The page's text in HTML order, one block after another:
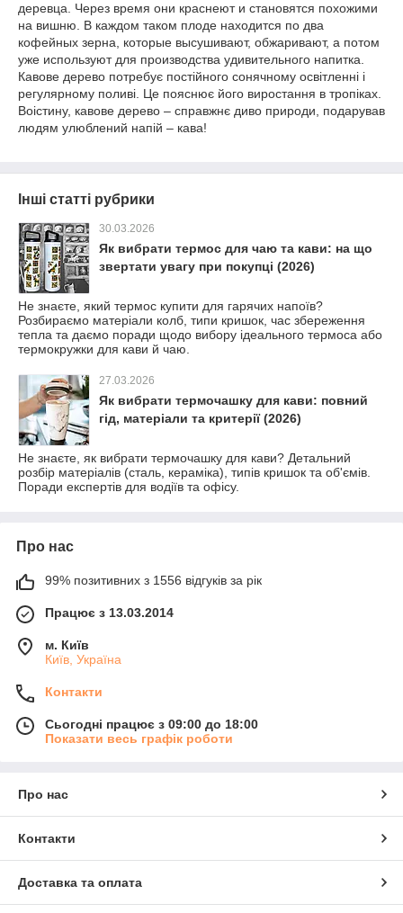
деревца. Через время они краснеют и становятся похожими
на вишню. В каждом таком плоде находится по два
кофейных зерна, которые высушивают, обжаривают, а потом
уже используют для производства удивительного напитка.
Кавове дерево потребує постійного сонячному освітленні і
регулярному поливі. Це пояснює його виростання в тропіках.
Воістину, кавове дерево – справжнє диво природи, подарував
людям улюблений напій – кава!
Інші статті рубрики
30.03.2026
Як вибрати термос для чаю та кави: на що
звертати увагу при покупці (2026)
Не знаєте, який термос купити для гарячих напоїв?
Розбираємо матеріали колб, типи кришок, час збереження
тепла та даємо поради щодо вибору ідеального термоса або
термокружки для кави й чаю.
27.03.2026
Як вибрати термочашку для кави: повний
гід, матеріали та критерії (2026)
Не знаєте, як вибрати термочашку для кави? Детальний
розбір матеріалів (сталь, кераміка), типів кришок та об'ємів.
Поради експертів для водіїв та офісу.
Про нас
99% позитивних з 1556 відгуків за рік
Працює з 13.03.2014
м. Київ
Київ, Україна
Контакти
Сьогодні працює з 09:00 до 18:00
Показати весь графік роботи
Про нас
Контакти
Доставка та оплата